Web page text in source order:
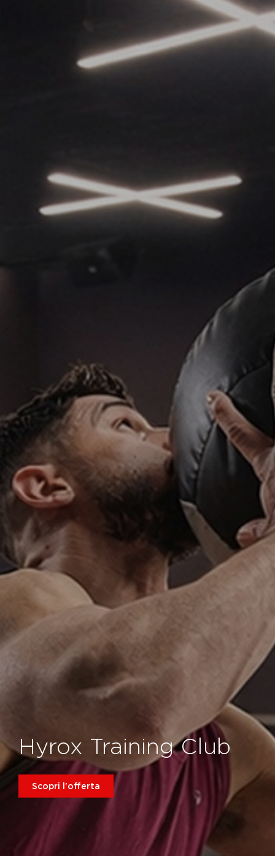
Hyrox Training Club
Scopri l'offerta